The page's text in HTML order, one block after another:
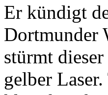
Er kündigt
Dortmunder
stürmt
gelber